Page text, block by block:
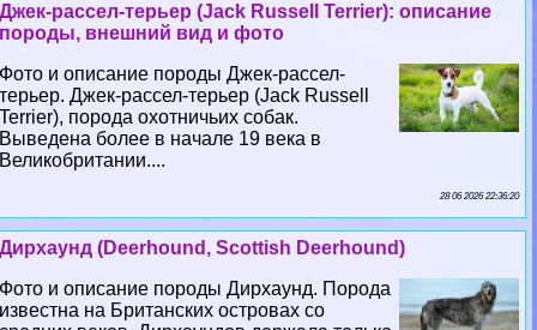
Джек-рассел-терьер (Jack Russell Terrier): описание
породы, внешний вид и фото
Фото и описание породы Джек-рассел-
терьер. Джек-рассел-терьер (Jack Russell
Terrier), порода охотничьих собак.
Выведена более в начале 19 века в
Великобритании....
28 06 2026 22:36:20
Дирхаунд (Deerhound, Scottish Deerhound)
Фото и описание породы Дирхаунд. Порода
известна на Британских островах со